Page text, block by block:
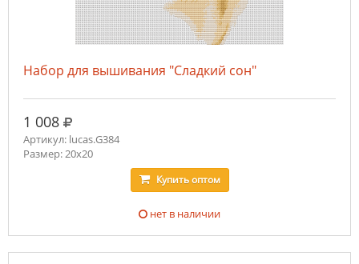
Набор для вышивания "Сладкий сон"
1 008 руб.
Артикул: lucas.G384
Размер: 20x20
Купитьоптом
нет в наличии